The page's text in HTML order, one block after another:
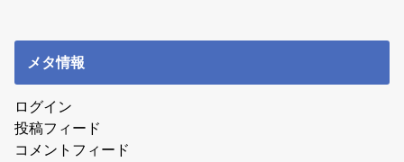
メタ情報
ログイン
投稿フィード
コメントフィード